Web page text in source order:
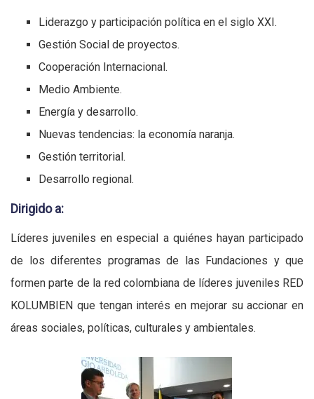
Liderazgo y participación política en el siglo XXI.
Gestión Social de proyectos.
Cooperación Internacional.
Medio Ambiente.
Energía y desarrollo.
Nuevas tendencias: la economía naranja.
Gestión territorial.
Desarrollo regional.
Dirigido a:
Líderes juveniles en especial a quiénes hayan participado
de los diferentes programas de las Fundaciones y que
formen parte de la red colombiana de líderes juveniles RED
KOLUMBIEN que tengan interés en mejorar su accionar en
áreas sociales, políticas, culturales y ambientales.